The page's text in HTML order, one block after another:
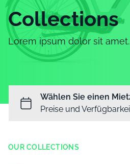
Unsere Fahrräder
QFE Shop
Fahrradwerkstatt
Tourguiding
Collections
Lorem ipsum dolor sit amet.
OUR COLLECTIONS